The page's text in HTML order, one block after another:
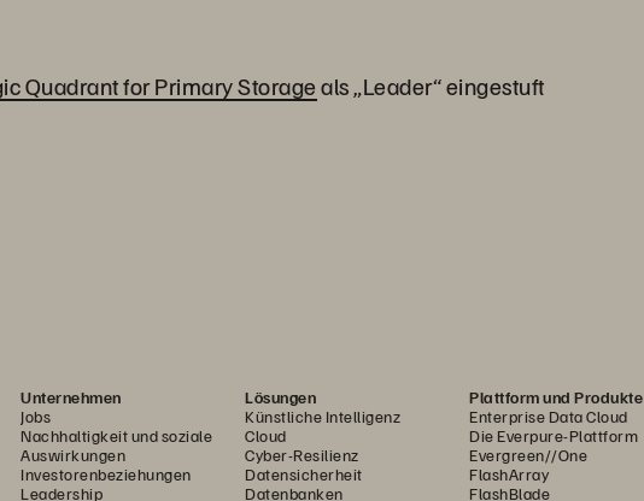
Quadrant for Primary Storageals „Leader“ eingestuft
Unternehmen
Jobs
Nachhaltigkeit und soziale
Auswirkungen
Investorenbeziehungen
Leadership
Lösungen
Künstliche Intelligenz
Cloud
Cyber-Resilienz
Datensicherheit
Datenbanken
Plattform und Produkte
Enterprise Data Cloud
Die Everpure-Plattform
Evergreen//One
FlashArray
FlashBlade